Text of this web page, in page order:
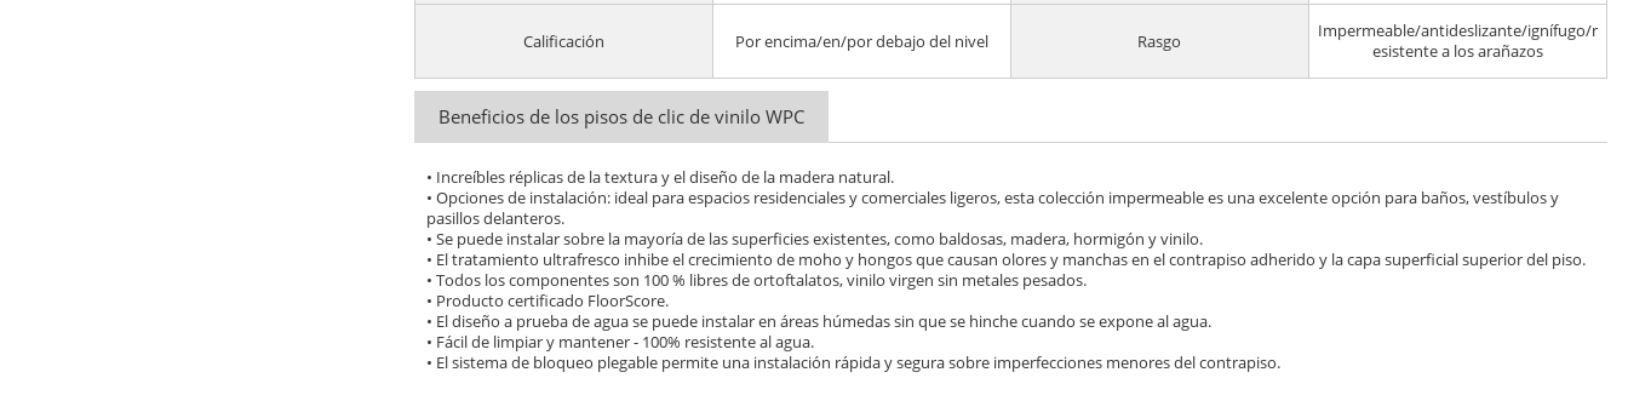
Calificación Por encima/en/por debajo del nivel Rasgo
Impermeable/antideslizante/ignífugo/r
esistente a los arañazos
Beneficios de los pisos de clic de vinilo WPC
• Increíbles réplicas de la textura y el diseño de la madera natural.
• Opciones de instalación: ideal para espacios residenciales y comerciales ligeros, esta colección impermeable es una excelente opción para baños, vestíbulos y
pasillos delanteros.
• Se puede instalar sobre la mayoría de las superficies existentes, como baldosas, madera, hormigón y vinilo.
• El tratamiento ultrafresco inhibe el crecimiento de moho y hongos que causan olores y manchas en el contrapiso adherido y la capa superficial superior del piso.
• Todos los componentes son 100 % libres de ortoftalatos, vinilo virgen sin metales pesados.
• Producto certificado FloorScore.
• El diseño a prueba de agua se puede instalar en áreas húmedas sin que se hinche cuando se expone al agua.
• Fácil de limpiar y mantener - 100% resistente al agua.
• El sistema de bloqueo plegable permite una instalación rápida y segura sobre imperfecciones menores del contrapiso.